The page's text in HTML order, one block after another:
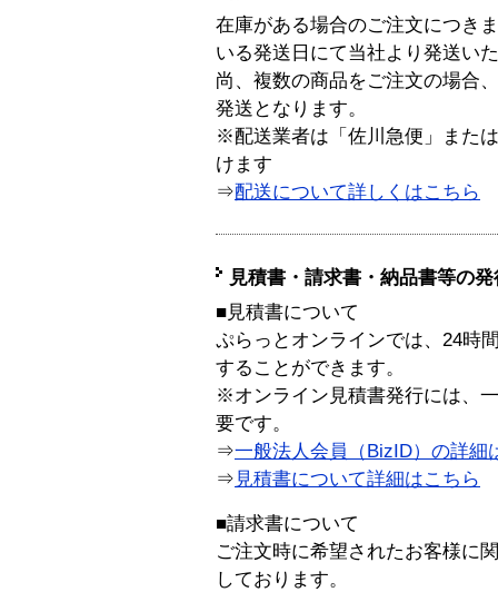
在庫がある場合のご注文につき
いる発送日にて当社より発送い
尚、複数の商品をご注文の場合
発送となります。
※配送業者は「佐川急便」また
けます
⇒配送について詳しくはこちら
見積書・請求書・納品書等の
■見積書について
ぷらっとオンラインでは、24時
することができます。
※オンライン見積書発行には、
要です。
⇒一般法人会員（BizID）の詳細
⇒ 見積書について詳細はこちら
■請求書について
ご注文時に希望されたお客様に
しております。